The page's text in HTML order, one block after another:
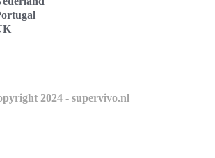
2024 - supervivo.nl